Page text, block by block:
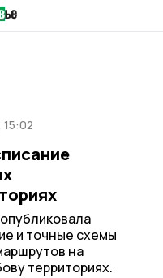
15:02
и точные схемы
на
территориях.